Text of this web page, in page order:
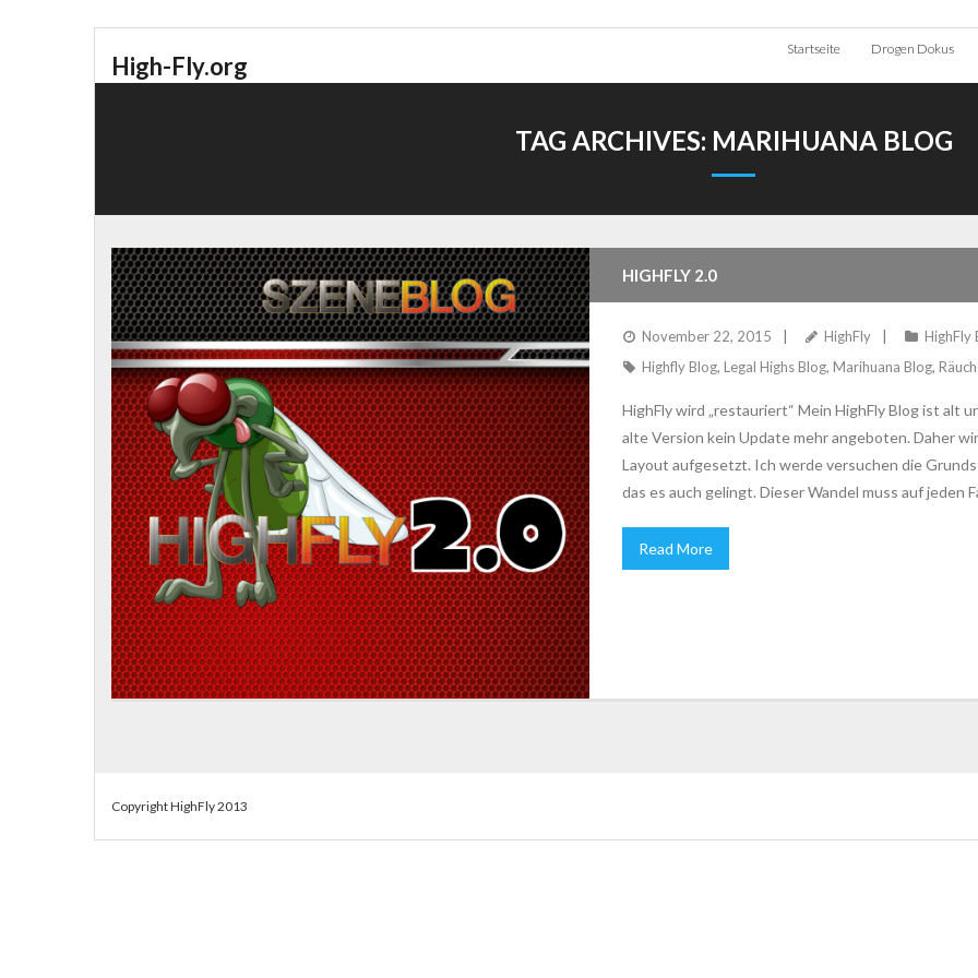
High-Fly.org
Startseite Drogen Dokus
TAG ARCHIVES: MARIHUANA BLOG
HIGHFLY 2.0
November 22, 2015 HighFly
HighFly
Highfly Blog, Legal Highs Blog, Marihuana Blog,
HighFly wird „restauriert“ Mein HighFly Blog ist alt
alte Version kein Update mehr angeboten. Daher
Layout aufgesetzt. Ich werde versuchen die
das es auch gelingt. Dieser Wandel muss auf jeden
Read More
Copyright HighFly 2013